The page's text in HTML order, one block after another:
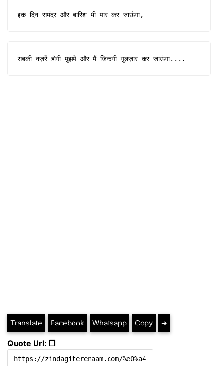
इक दिन समंदर और बारिश भी पार कर जाऊंगा,
सबकी नज़रें होगी मुझपे और मैं ज़िन्दगी गुलज़ार कर जाऊंगा....
Translate Facebook Whatsapp Copy ➔
Quote Url: ❐